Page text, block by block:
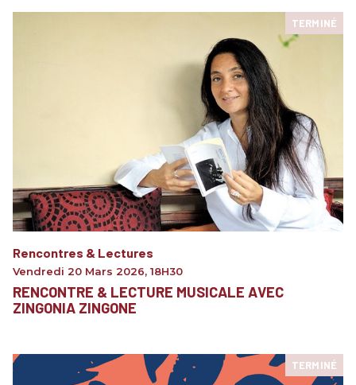
TERMINÉ
Rencontres & Lectures
Vendredi 20 Mars 2026, 18H30
RENCONTRE & LECTURE MUSICALE AVEC
ZINGONIA ZINGONE
TERMINÉ